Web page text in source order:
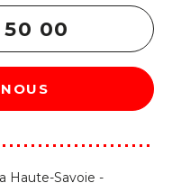
00
Haute-Savoie -